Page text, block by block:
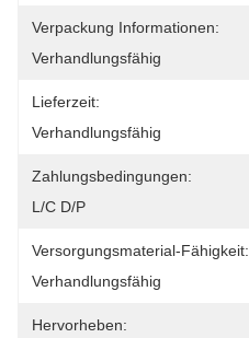
Verpackung Informationen:
Verhandlungsfähig
Lieferzeit:
Verhandlungsfähig
Zahlungsbedingungen:
L/C D/P
Versorgungsmaterial-Fähigkeit:
Verhandlungsfähig
Hervorheben: